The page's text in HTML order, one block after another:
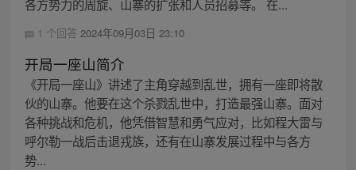
各方势力的周旋、山寨的扩张和人员招募等。 在...
1 个回答 2024年09月03日 23:10
开局一座山简介
《开局一座山》讲述了主角穿越到乱世，拥有一座即将散
伙的山寨。他要在这个杀戮乱世中，打造最强山寨。面对
各种挑战和危机，他凭借智慧和勇气应对，比如程大雷与
呼尔勒一战后击退戎族，还有在山寨发展过程中与各方
势...